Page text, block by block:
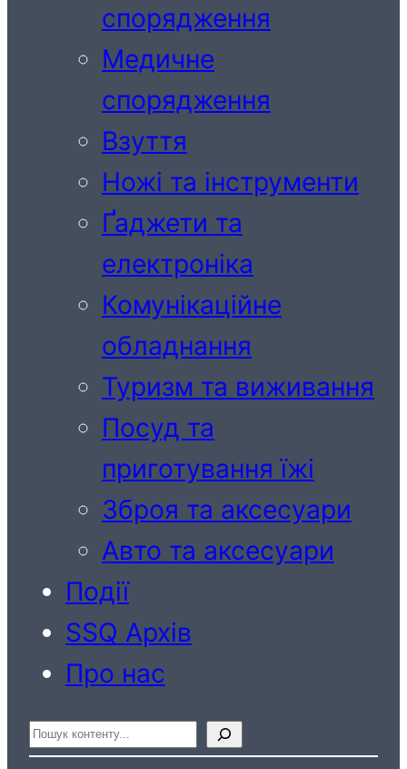
спорядження
Медичне
спорядження
Взуття
Ножі та інструменти
Ґаджети та
електроніка
Комунікаційне
обладнання
Туризм та виживання
Посуд та
приготування їжі
Зброя та аксесуари
Авто та аксесуари
Події
SSQ Архів
Про нас
Пошук